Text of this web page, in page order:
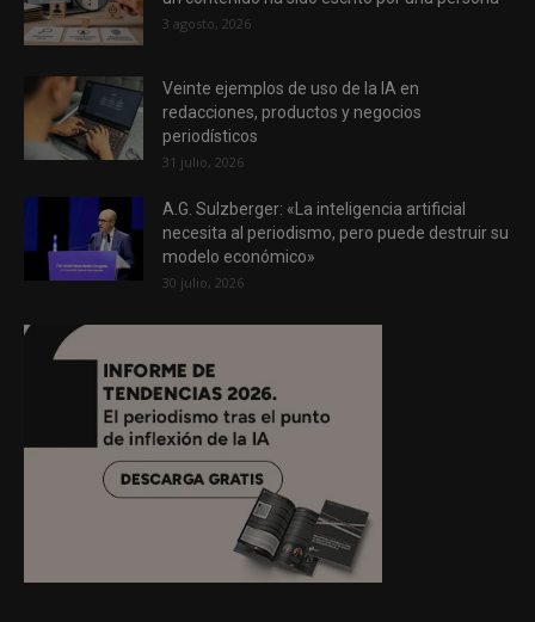
3 agosto, 2026
Veinte ejemplos de uso de la IA en
redacciones, productos y negocios
periodísticos
31 julio, 2026
A.G. Sulzberger: «La inteligencia artificial
necesita al periodismo, pero puede destruir su
modelo económico»
30 julio, 2026